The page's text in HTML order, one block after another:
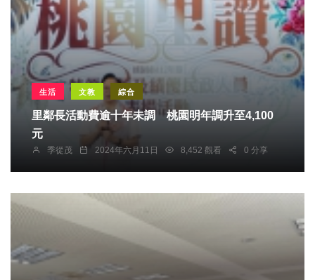
生活 文教 綜合
里鄰長活動費逾十年未調 桃園明年調升至4,100
元
季從茂 2024年六月11日 8,452 觀看 0 分享